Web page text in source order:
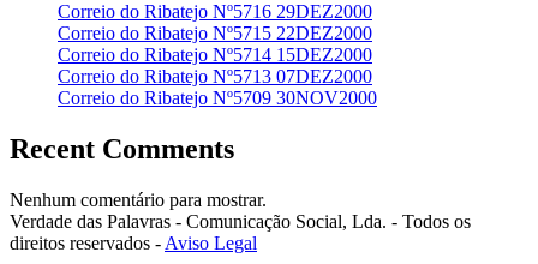
Correio do Ribatejo Nº5716 29DEZ2000
Correio do Ribatejo Nº5715 22DEZ2000
Correio do Ribatejo Nº5714 15DEZ2000
Correio do Ribatejo Nº5713 07DEZ2000
Correio do Ribatejo Nº5709 30NOV2000
Recent Comments
Nenhum comentário para mostrar.
Verdade das Palavras - Comunicação Social, Lda. - Todos os
direitos reservados - Aviso Legal